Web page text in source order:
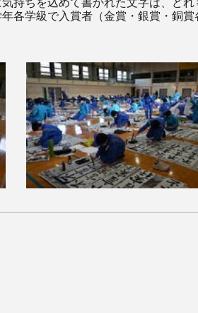
各学級で入賞者（金賞・銀賞・銅